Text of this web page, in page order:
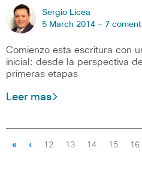
Sergio Licea
5 March 2014 - 7
Comienzo esta escritura con
inicial: desde la perspectiva
primeras etapas
Leer mas
« ‹ 12 13 14 15 16